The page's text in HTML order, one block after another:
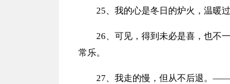
25、我的心是冬日的炉火，温暖
26、可见，得到未必是喜，也不
常乐。
27、我走的慢，但从不后退。